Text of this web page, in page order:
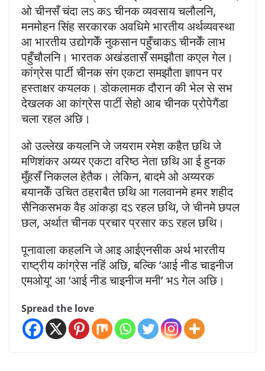
ओ चीनसँ चंदा लऽ कऽ चीनक व्यवसाय चलौलनि,
मनमोहन सिंह सरकारक अवधिमे भारतीय अर्थव्यवस्था
आ भारतीय उद्योगकेँ नुकसान पहुँचाकऽ चीनकेँ लाभ
पहुँचौलनि। भारतक अखंडतासँ समझौता कएल गेल।
कांग्रेस पार्टी चीनक संग एकटा समझौता ज्ञापन पर
हस्ताक्षर कयलक। डोकलामक दौरान की भेल से सभ
देखलक आ कांग्रेस पार्टी सेहो आब चीनक प्रोपेगैंडा
चला रहल अछि।
ओ उल्लेख कयलनि जे जयराम रमेश कहैत छथि जे
मणिशंकर अय्यर एकटा वरिष्ठ नेता छथि आ ई हुनक
मुँहसँ निकलल हेतैक। लेकिन, बादमे ओ अय्यरक
बयानकेँ उचित ठहराबैत छथि आ गलवानमे हमर शहीद
सैनिकसभक वैह आंकड़ा दऽ रहल छथि, जे चीनमे छपल
छल, अर्थात चीनक प्रचार प्रसार कऽ रहल छथि।
पूनावाला कहलनि जे आइ आईएनसीक अर्थ भारतीय
राष्ट्रीय कांग्रेस नहिं अछि, बल्कि ‘आई नीड चाइनीज
एमओयू’ आ ‘आई नीड चाइनीज मनी’ भऽ गेल अछि।
Spread the love